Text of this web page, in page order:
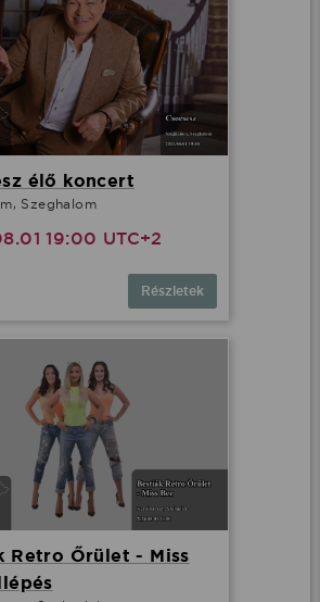
élő koncert
Szeghalom
19:00 UTC+2
Részletek
Retro Őrület - Miss